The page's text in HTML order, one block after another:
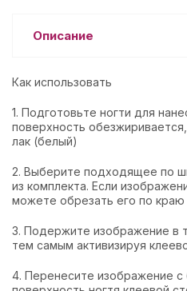
Описание
Как использовать
1. Подготовьте ногти для
поверхность
лак (белый)
2. Выберите подходящее по
из комплекта. Если
можете обрезать его по краю
3. Подержите изображение в
тем самым активизируя
4. Перенесите изображение с